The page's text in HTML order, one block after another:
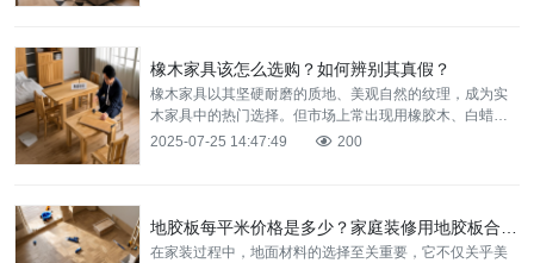
橡木家具该怎么选购？如何辨别其真假？
橡木家具以其坚硬耐磨的质地、美观自然的纹理，成为实
木家具中的热门选择。但市场上常出现用橡胶木、白蜡木
冒充橡木的情况，价格差异可达 3-5 倍。掌握橡木家具的
2025-07-25 14:47:49 200
地胶板每平米价格是多少？家庭装修用地胶板合适吗？
在家装过程中，地面材料的选择至关重要，它不仅关乎美